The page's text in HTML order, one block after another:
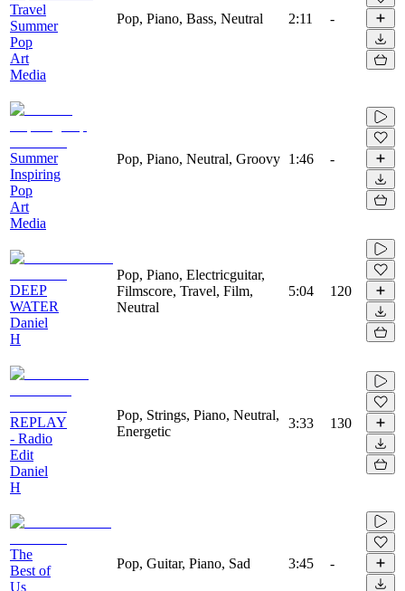
Travel
Summer
Pop
Art
Media
Pop, Piano, Bass, Neutral 2:11 -
Summer
Inspiring
Pop
Art
Media
Pop, Piano, Neutral, Groovy 1:46 -
DEEP
WATER
Daniel
H
Pop, Piano, Electricguitar,
Filmscore, Travel, Film,
Neutral
5:04 120
REPLAY
- Radio
Edit
Daniel
H
Pop, Strings, Piano, Neutral,
Energetic
3:33 130
The
Best of
Us
Pop, Guitar, Piano, Sad 3:45 -